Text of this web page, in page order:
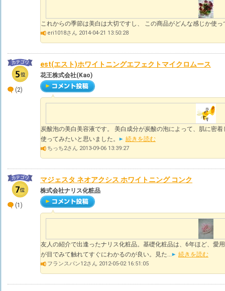
これからの季節は美白は大切ですし、 この商品がどんな感じか使
eri1018さん 2014-04-21 13:50:28
(2)
est(エスト)ホワイトニングエフェクトマイクロムース
花王株式会社(Kao)
炭酸泡の美白美容液です。 美白成分が炭酸の泡によって、肌に密
使ってみたいと思いました。
続きを読む
ちっち2さん 2013-09-06 13:39:27
(1)
マジェスタ ネオアクシス ホワイトニング コンク
株式会社ナリス化粧品
友人の紹介で出逢ったナリス化粧品。基礎化粧品は、6年ほど、愛
が目でみて触れてすぐにわかるのが良い。見た...
続きを読む
フランスパン12さん 2012-05-02 16:51:05